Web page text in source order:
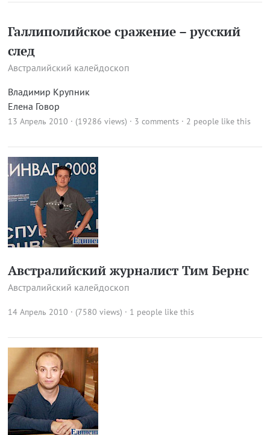
Галлиполийское сражение – русский
след
Австралийский калейдоскоп
Владимир Крупник
Елена Говор
13 Апрель 2010 · (19286 views) · 3 comments · 2 people like this
Австралийский журналист Тим Бернс
Австралийский калейдоскоп
14 Апрель 2010 · (7580 views) · 1 people like this